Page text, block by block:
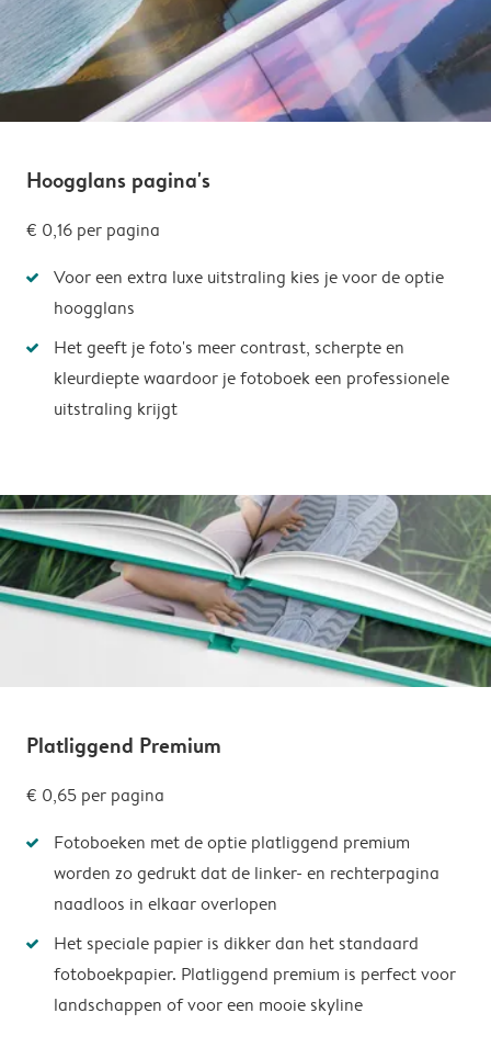
Hoogglans pagina's
€ 0,16 per pagina
Voor een extra luxe uitstraling kies je voor de optie
hoogglans
Het geeft je foto's meer contrast, scherpte en
kleurdiepte waardoor je fotoboek een professionele
uitstraling krijgt
Platliggend Premium
€ 0,65 per pagina
Fotoboeken met de optie platliggend premium
worden zo gedrukt dat de linker- en rechterpagina
naadloos in elkaar overlopen
Het speciale papier is dikker dan het standaard
fotoboekpapier. Platliggend premium is perfect voor
landschappen of voor een mooie skyline